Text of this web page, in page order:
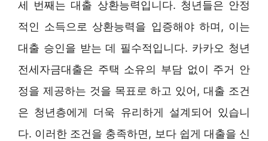
세 번째는 대출 상환능력입니다. 청년들은 안정
적인 소득으로 상환능력을 입증해야 하며, 이는
대출 승인을 받는 데 필수적입니다. 카카오 청년
전세자금대출은 주택 소유의 부담 없이 주거 안
정을 제공하는 것을 목표로 하고 있어, 대출 조건
은 청년층에게 더욱 유리하게 설계되어 있습니
다. 이러한 조건을 충족하면, 보다 쉽게 대출을 신